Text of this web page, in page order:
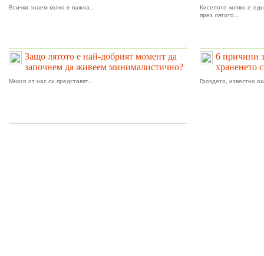
Всички знаем колко е важна...
Киселото мляко е
през лятото...
Защо лятото е най-добрият момент да
започнем да живеем минималистично?
Много от нас си представят...
6 причини
храненето
Гроздето, известно